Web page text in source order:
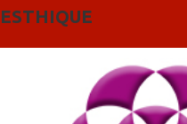
ESTHIQUE